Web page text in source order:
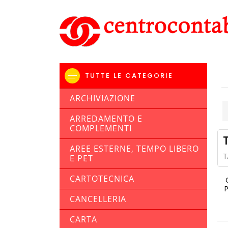
TUTTE LE CATEGORIE
ARCHIVIAZIONE
ARREDAMENTO E
COMPLEMENTI
AREE ESTERNE, TEMPO LIBERO
E PET
CARTOTECNICA
CANCELLERIA
CARTA